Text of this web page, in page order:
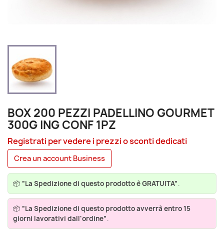
BOX 200 PEZZI PADELLINO GOURMET
300G ING CONF 1PZ
Registrati per vedere i prezzi o sconti dedicati
Crea un account Business
📦 “La Spedizione di questo prodotto è GRATUITA”.
📦 “La Spedizione di questo prodotto avverrà entro 15
giorni lavorativi dall'ordine”.